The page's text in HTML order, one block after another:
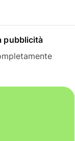
pubblicità